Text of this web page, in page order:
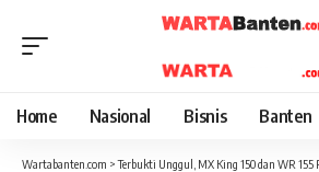
Home Nasional Bisnis Banten
Wartabanten.com >Terbukti Unggul, MX King 150 dan WR 155 R Jadi Pilihan Pembalap di